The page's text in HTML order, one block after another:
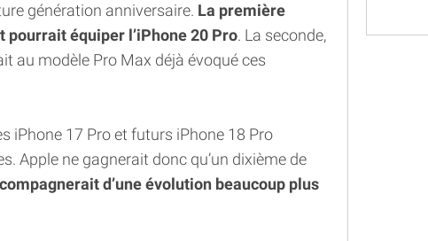
génération anniversaire. La première
équiper l’iPhone 20 Pro. La seconde,
au modèle Pro Max déjà évoqué ces
iPhone 17 Pro et futurs iPhone 18 Pro
Apple ne gagnerait donc qu’un dixième de
d’une évolution beaucoup plus